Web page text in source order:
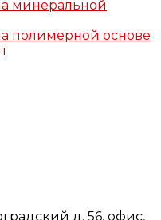
минеральной
полимерной основе
д. 56, офис,